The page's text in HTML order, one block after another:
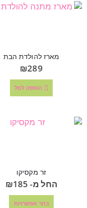
מארז להולדת הבת
₪289
הוספה לסל
זר מקסיקו
החל מ- ₪185
בחר אפשרויות